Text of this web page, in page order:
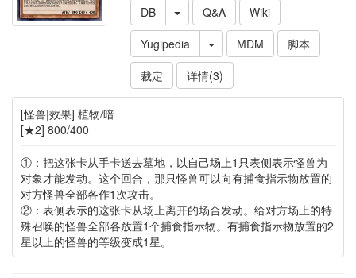
DB Q&A
Wiki
Yugipedia
MDM
脚本
裁定
详情(3)
[怪兽|效果] 植物/暗
[★2] 800/400
①：把这张卡从手卡送去墓地，以自己场上1只表侧表示怪兽为
对象才能发动。这个回合，那只怪兽可以向有捕食指示物放置的
对方怪兽全部各作1次攻击。
②：表侧表示的这张卡从场上离开的场合发动。给对方场上的特
殊召唤的怪兽全部各放置1个捕食指示物。有捕食指示物放置的2
星以上的怪兽的等级变成1星。